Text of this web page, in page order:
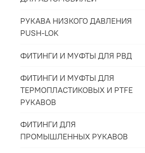
РУКАВА НИЗКОГО ДАВЛЕНИЯ
PUSH-LOK
ФИТИНГИ И МУФТЫ ДЛЯ РВД
ФИТИНГИ И МУФТЫ ДЛЯ
ТЕРМОПЛАСТИКОВЫХ И PTFE
РУКАВОВ
ФИТИНГИ ДЛЯ
ПРОМЫШЛЕННЫХ РУКАВОВ